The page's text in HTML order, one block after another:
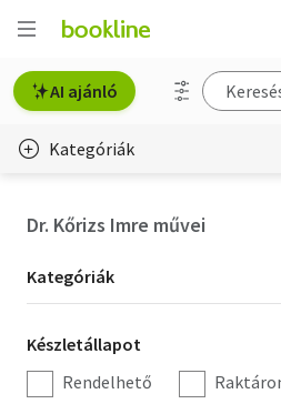
AI ajánló
Kategóriák
Hobbi, szabadidő
Irodalom
Dr. Kőrizs Imre művei
Kategória
szűrés
Kategóriák
Készletállapot
szűrés
Készletállapot
Rendelhető